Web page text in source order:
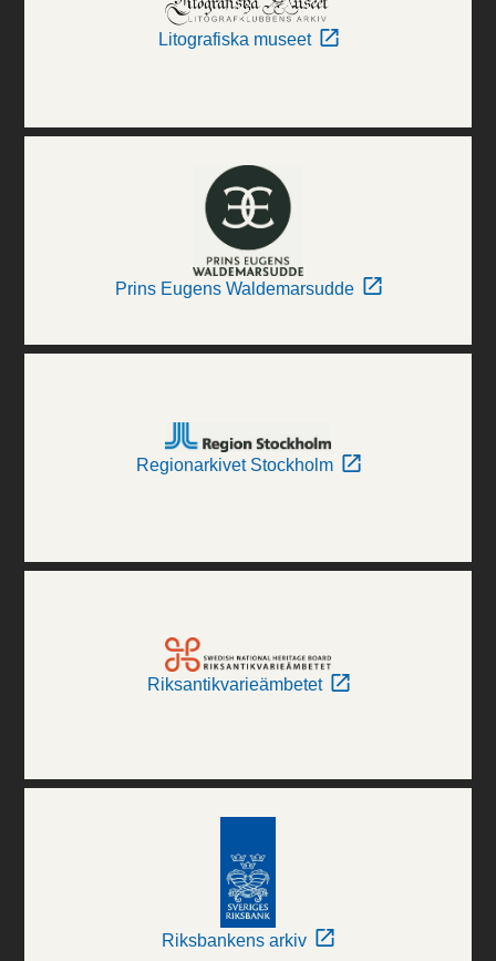
Litografiska museet
Prins Eugens Waldemarsudde
Regionarkivet Stockholm
Riksantikvarieämbetet
Riksbankens arkiv